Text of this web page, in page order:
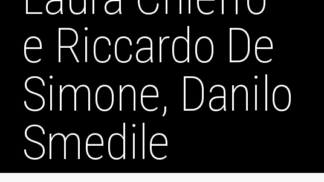
e Riccardo De
Simone, Danilo
Smedile